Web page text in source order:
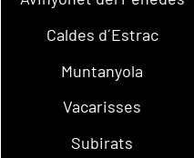
Caldes d´Estrac
Muntanyola
Vacarisses
Subirats